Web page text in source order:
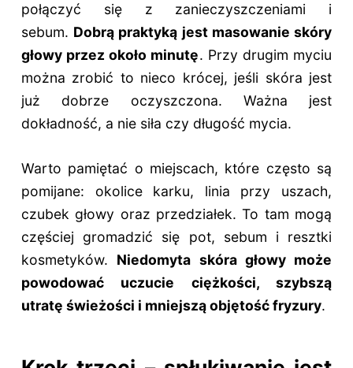
połączyć się z zanieczyszczeniami i
sebum. Dobrą praktyką jest masowanie skóry
głowy przez około minutę. Przy drugim myciu
można zrobić to nieco krócej, jeśli skóra jest
już dobrze oczyszczona. Ważna jest
dokładność, a nie siła czy długość mycia.
Warto pamiętać o miejscach, które często są
pomijane: okolice karku, linia przy uszach,
czubek głowy oraz przedziałek. To tam mogą
częściej gromadzić się pot, sebum i resztki
kosmetyków. Niedomyta skóra głowy może
powodować uczucie ciężkości, szybszą
utratę świeżości i mniejszą objętość fryzury.